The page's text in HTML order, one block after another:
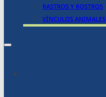
RASTROS Y ROSTROS
VÍNCULOS ANIMALES